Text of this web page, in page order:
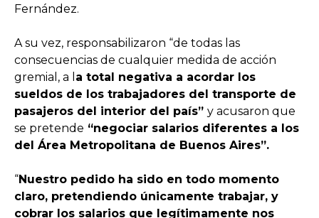
Fernández.
A su vez, responsabilizaron “de todas las
consecuencias de cualquier medida de acción
gremial, a l a total negativa a acordar los
sueldos de los trabajadores del transporte de
pasajeros del interior del país” y acusaron que
se pretende “negociar salarios diferentes a los
del Área Metropolitana de Buenos Aires”.
“Nuestro pedido ha sido en todo momento
claro, pretendiendo únicamente trabajar, y
cobrar los salarios que legítimamente nos